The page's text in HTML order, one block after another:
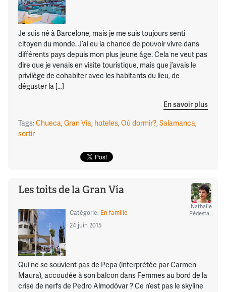
Je suis né à Barcelone, mais je me suis toujours senti
citoyen du monde. J’ai eu la chance de pouvoir vivre dans
différents pays depuis mon plus jeune âge. Cela ne veut pas
dire que je venais en visite touristique, mais que j’avais le
privilège de cohabiter avec les habitants du lieu, de
déguster la […]
En savoir plus
Tags:Chueca, Gran Vía, hoteles, Où dormir?, Salamanca,
sortir
Les toits de la Gran Vía
Nathalie
Pédestarres
Catégorie: En famille
24 juin 2015
Qui ne se souvient pas de Pepa (interprétée par Carmen
Maura), accoudée à son balcon dans Femmes au bord de la
crise de nerfs de Pedro Almodóvar ? Ce n’est pas le skyline